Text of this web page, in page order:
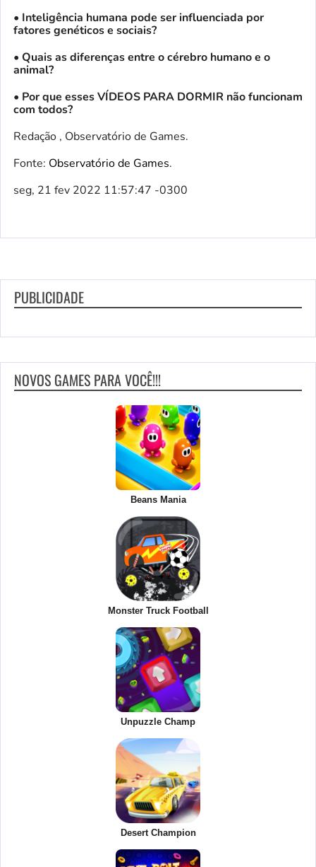
• Inteligência humana pode ser influenciada por
fatores genéticos e sociais?
• Quais as diferenças entre o cérebro humano e o
animal?
• Por que esses VÍDEOS PARA DORMIR não funcionam
com todos?
Redação , Observatório de Games.
Fonte: Observatório de Games.
seg, 21 fev 2022 11:57:47 -0300
PUBLICIDADE
NOVOS GAMES PARA VOCÊ!!!
Beans Mania
Monster Truck Football
Unpuzzle Champ
Desert Champion